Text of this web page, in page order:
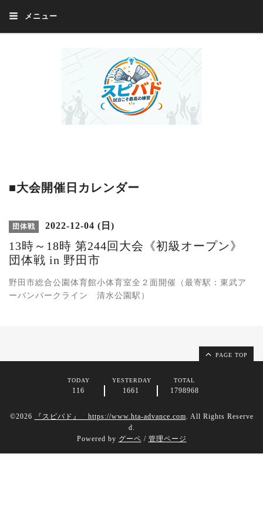
メニュー
■大会開催日カレンダー
団体戦 2022-12-04 (日)
13時～18時 第244回大会《初級オープン》
団体戦 in 野田市
野田市総合公園体育館小体育室全２面開催（最寄駅：東武ア
ーバンパークライン 清水公園駅）
PAGE TOP
TODAY
116
YESTERDAY
1661
TOTAL
1798968
©2026 『スピバド』 https://www.hta-advance.com. All Rights Reserve
d.
Powered by グーペ / 管理ページ